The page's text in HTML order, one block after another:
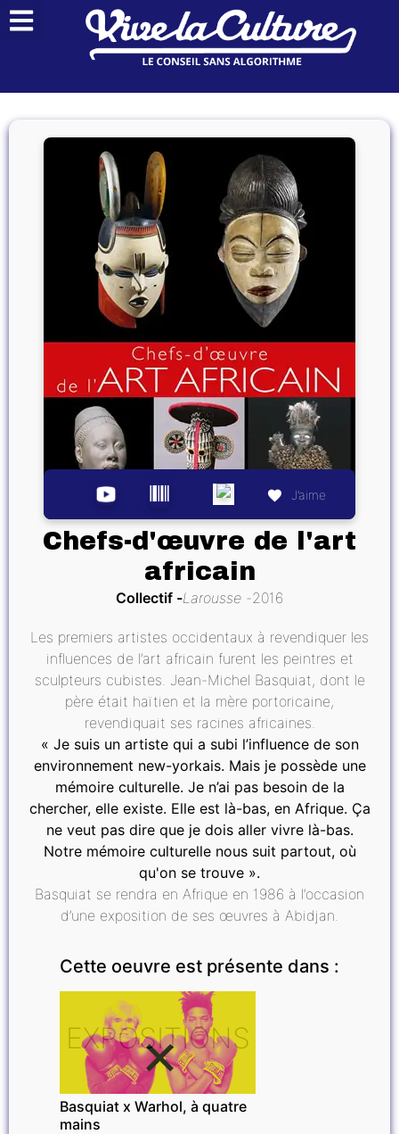
J’aime
Chefs-d'œuvre de l'art
africain
Collectif Larousse 2016
Les premiers artistes occidentaux à revendiquer les
influences de l’art africain furent les peintres et
sculpteurs cubistes. Jean-Michel Basquiat, dont le
père était haïtien et la mère portoricaine,
revendiquait ses racines africaines.
« Je suis un artiste qui a subi l’influence de son
environnement new-yorkais. Mais je possède une
mémoire culturelle. Je n’ai pas besoin de la
chercher, elle existe. Elle est là-bas, en Afrique. Ça
ne veut pas dire que je dois aller vivre là-bas.
Notre mémoire culturelle nous suit partout, où
qu'on se trouve ».
Basquiat se rendra en Afrique en 1986 à l’occasion
d’une exposition de ses œuvres à Abidjan.
Cette oeuvre est présente dans :
EXPOSITIONS
Basquiat x Warhol, à quatre
mains